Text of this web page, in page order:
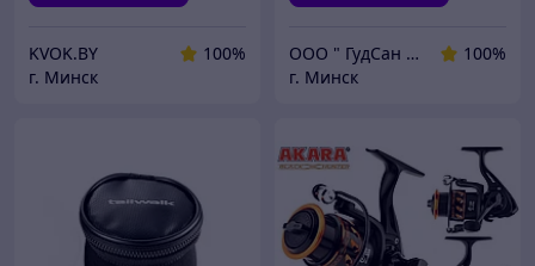
KVOK.BY
100%
г. Минск
ООО " ГудСан " сантехника, отопление
100%
г. Минск